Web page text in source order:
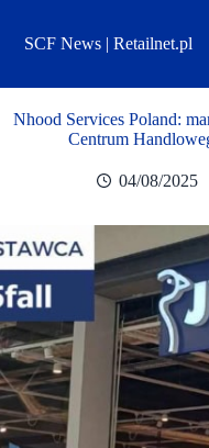
treściSCF News | Retailnet.pl
Nhood Services Poland:
Centrum
04/08/2025